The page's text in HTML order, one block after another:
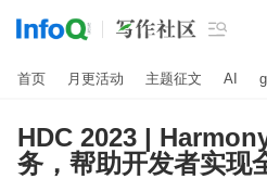

首页 月更活动 主题征文 AI
HDC 2023 |
务，帮助开发者实现